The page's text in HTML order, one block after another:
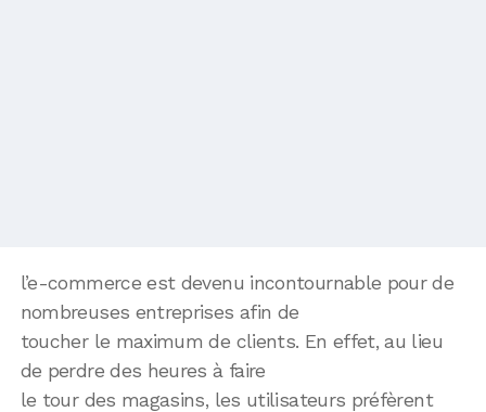
l’e-commerce est devenu incontournable pour de
nombreuses entreprises afin de
toucher le maximum de clients. En effet, au lieu
de perdre des heures à faire
le tour des magasins, les utilisateurs préfèrent